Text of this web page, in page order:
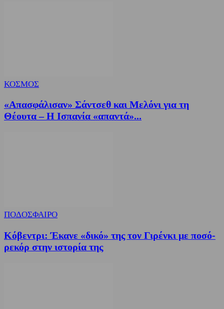
ΚΟΣΜΟΣ
«Απασφάλισαν» Σάντσεθ και Μελόνι για τη
Θέουτα – Η Ισπανία «απαντά»...
ΠΟΔΟΣΦΑΙΡΟ
Κόβεντρι: Έκανε «δικό» της τον Γιρένκι με ποσό-
ρεκόρ στην ιστορία της